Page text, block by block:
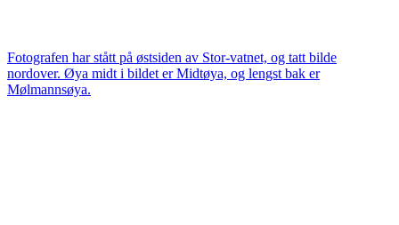
Fotografen har stått på østsiden av Stor-vatnet, og tatt bilde
nordover. Øya midt i bildet er Midtøya, og lengst bak er
Mølmannsøya.